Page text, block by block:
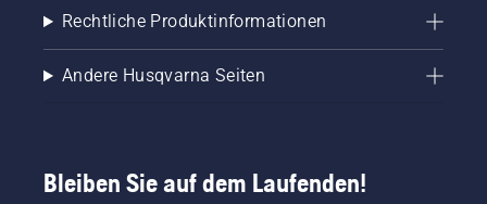
Rechtliche Produktinformationen
Andere Husqvarna Seiten
Bleiben Sie auf dem Laufenden!